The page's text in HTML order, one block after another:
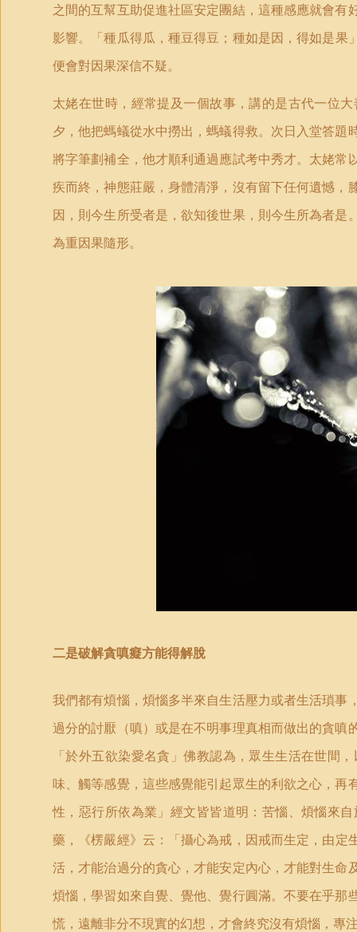
之間的互幫互助促進社區安定團結，這種感應就會
影響。
「種瓜得瓜，種豆得豆；種如是因，得如是果
便會對因果深信不疑。
太姥在世時，經常提及一個故事，講的是古代一位
夕，他把螞蟻從水中撈出，螞蟻得救。次日入堂答
將字筆劃補全，他才順利通過應試考中秀才。太姥
疾而終，神態莊嚴，身體清淨，沒有留下任何遺憾
因，則今生所受者是，欲知後世果，則今生所為者
為重因果隨形。
二是破解貪嗔癡方能得解脫
我們都有煩惱，煩惱多半來自生活壓力或者生活瑣
過分的討厭（嗔）或是在不明事理真相而做出的貪
「於外五欲染愛名貪」佛教認為，眾生生活在世間
味、觸等感覺，這些感覺能引起眾生的利欲之心，再
性，惡行所依為業」經文皆皆道明：苦惱、煩惱來
藥，《楞嚴經》云：
「攝心為戒，因戒而生定，由定
活，才能治過分的貪心，才能安定內心，才能對生
煩惱，學習如來自覺、覺他、覺行圓滿。不要在乎
慌，遠離非分不現實的幻想，才會終究沒有煩惱，專